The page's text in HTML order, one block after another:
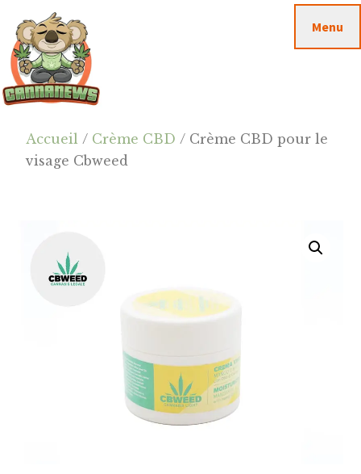
contenu
principal
barre
latérale
principale
footer
Cannanews.fr
Menu
Accueil / Crème CBD / Crème CBD pour le
visage Cbweed